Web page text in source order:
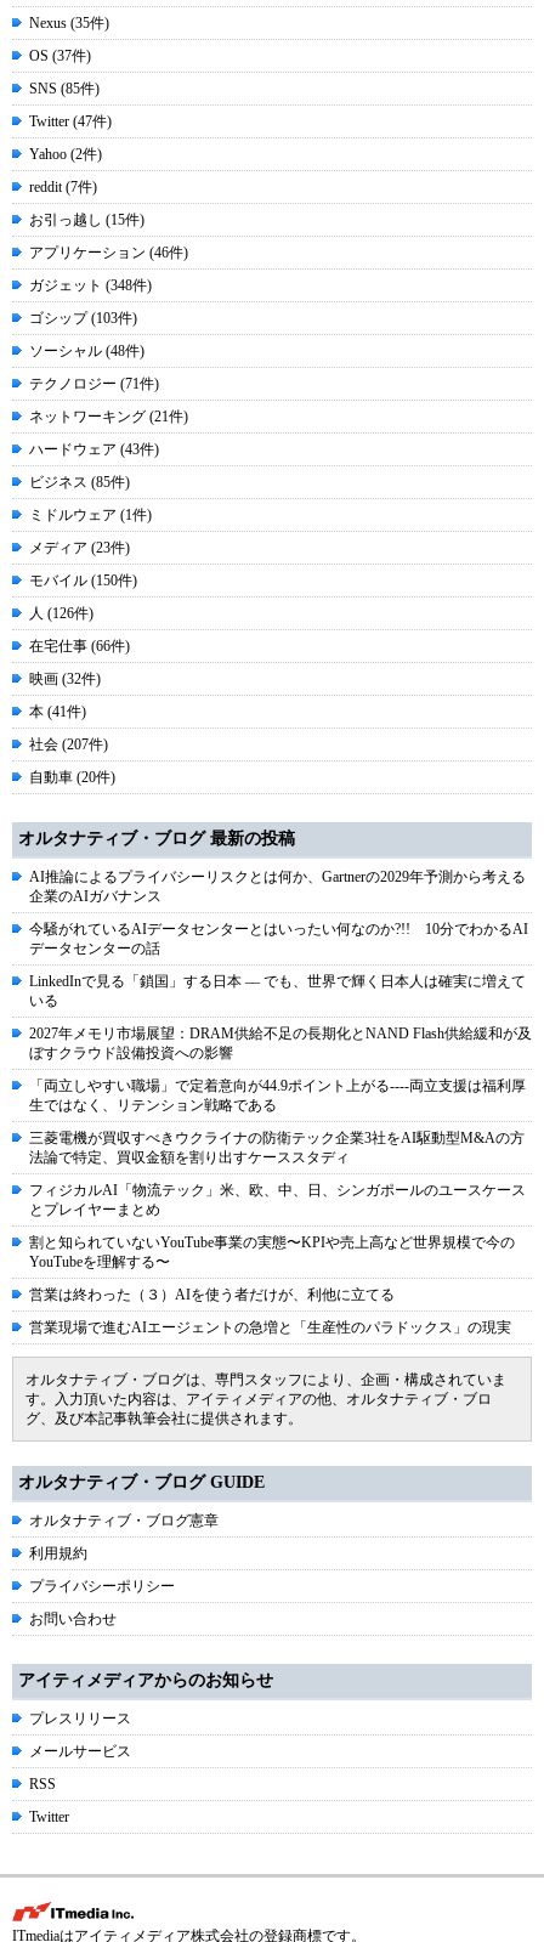
Nexus (35件)
OS (37件)
SNS (85件)
Twitter (47件)
Yahoo (2件)
reddit (7件)
お引っ越し (15件)
アプリケーション (46件)
ガジェット (348件)
ゴシップ (103件)
ソーシャル (48件)
テクノロジー (71件)
ネットワーキング (21件)
ハードウェア (43件)
ビジネス (85件)
ミドルウェア (1件)
メディア (23件)
モバイル (150件)
人 (126件)
在宅仕事 (66件)
映画 (32件)
本 (41件)
社会 (207件)
自動車 (20件)
オルタナティブ・ブログ 最新の投稿
AI推論によるプライバシーリスクとは何か、Gartnerの2029年予測から考える
企業のAIガバナンス
今騒がれているAIデータセンターとはいったい何なのか?!! 10分でわかるAI
データセンターの話
LinkedInで見る「鎖国」する日本 ― でも、世界で輝く日本人は確実に増えて
いる
2027年メモリ市場展望：DRAM供給不足の長期化とNAND Flash供給緩和が及
ぼすクラウド設備投資への影響
「両立しやすい職場」で定着意向が44.9ポイント上がる----両立支援は福利厚
生ではなく、リテンション戦略である
三菱電機が買収すべきウクライナの防衛テック企業3社をAI駆動型M&Aの方
法論で特定、買収金額を割り出すケーススタディ
フィジカルAI「物流テック」米、欧、中、日、シンガポールのユースケース
とプレイヤーまとめ
割と知られていないYouTube事業の実態〜KPIや売上高など世界規模で今の
YouTubeを理解する〜
営業は終わった（３）AIを使う者だけが、利他に立てる
営業現場で進むAIエージェントの急増と「生産性のパラドックス」の現実
オルタナティブ・ブログは、専門スタッフにより、企画・構成されていま
す。入力頂いた内容は、アイティメディアの他、オルタナティブ・ブロ
グ、及び本記事執筆会社に提供されます。
オルタナティブ・ブログ GUIDE
オルタナティブ・ブログ憲章
利用規約
プライバシーポリシー
お問い合わせ
アイティメディアからのお知らせ
プレスリリース
メールサービス
RSS
Twitter
ITmediaはアイティメディア株式会社の登録商標です。